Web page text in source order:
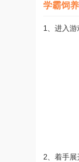
学霸饲
1、进入游
2、着手展